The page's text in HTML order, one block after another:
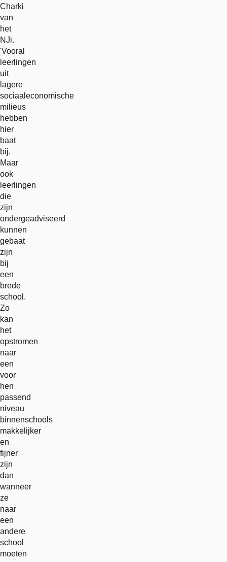
Charki
van
het
NJi.
'Vooral
leerlingen
uit
lagere
sociaaleconomische
milieus
hebben
hier
baat
bij.
Maar
ook
leerlingen
die
zijn
ondergeadviseerd
kunnen
gebaat
zijn
bij
een
brede
school.
Zo
kan
het
opstromen
naar
een
voor
hen
passend
niveau
binnenschools
makkelijker
en
fijner
zijn
dan
wanneer
ze
naar
een
andere
school
moeten